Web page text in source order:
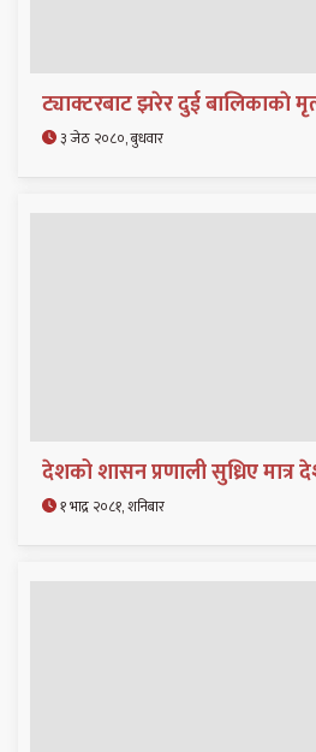
ट्याक्टरबाट झरेर दुई बालिकाकाे
३ जेठ २०८०, बुधवार
देशको शासन प्रणाली सुध्रिए मात्र
१ भाद्र २०८१, शनिबार